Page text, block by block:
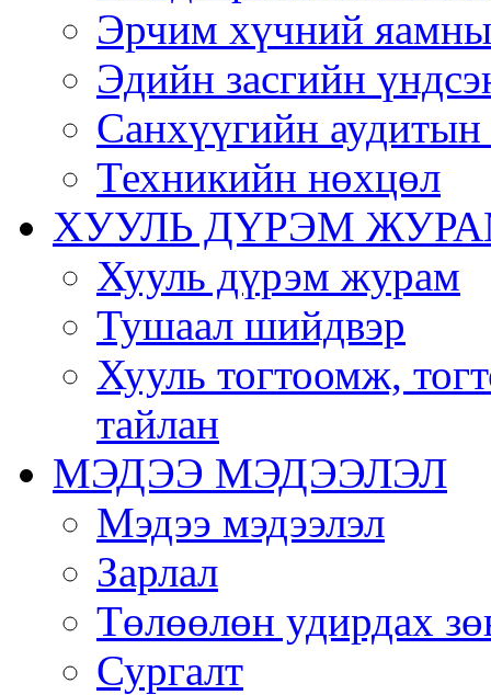
Эрчим хүчний
Эдийн засгийн
Санхүүгийн аудитын
Техникийн нөхцөл
ХУУЛЬ ДҮРЭМ
Хууль дүрэм журам
Тушаал шийдвэр
Хууль тогтоомж,
тайлан
МЭДЭЭ МЭДЭЭЛЭЛ
Мэдээ мэдээлэл
Зарлал
Төлөөлөн удирдах
Сургалт